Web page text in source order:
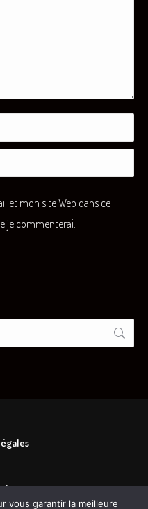
et mon site Web dans ce
je commenterai.
vous garantir la meilleure